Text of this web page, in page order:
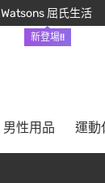
Watsons 屈氏生活
新登場!!
男性用品 運動